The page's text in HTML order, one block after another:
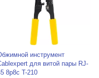
инструмент
для витой пары RJ-
8p8c T-210